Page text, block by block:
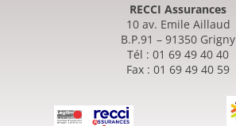
RECCI Assurances
10 av. Emile Aillaud
B.P.91 – 91350 Grigny
Tél : 01 69 49 40 40
Fax : 01 69 49 40 59